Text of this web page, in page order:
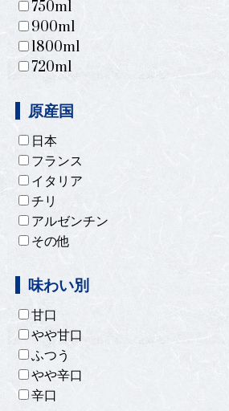
750ml
900ml
1800ml
720ml
原産国
日本
フランス
イタリア
チリ
アルゼンチン
その他
味わい別
甘口
やや甘口
ふつう
やや辛口
辛口